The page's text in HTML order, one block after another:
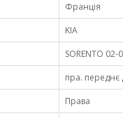
Франція
KIA
SORENTO 02-
пра. переднє
Права